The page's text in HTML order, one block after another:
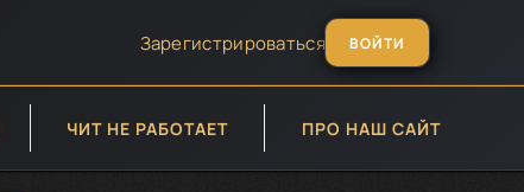
Зарегистрироваться ВОЙТИ
ЧИТ НЕ РАБОТАЕТ ПРО НАШ САЙТ